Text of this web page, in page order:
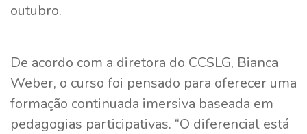
outubro.
De acordo com a diretora do CCSLG, Bianca
Weber, o curso foi pensado para oferecer uma
formação continuada imersiva baseada em
pedagogias participativas. “O diferencial está